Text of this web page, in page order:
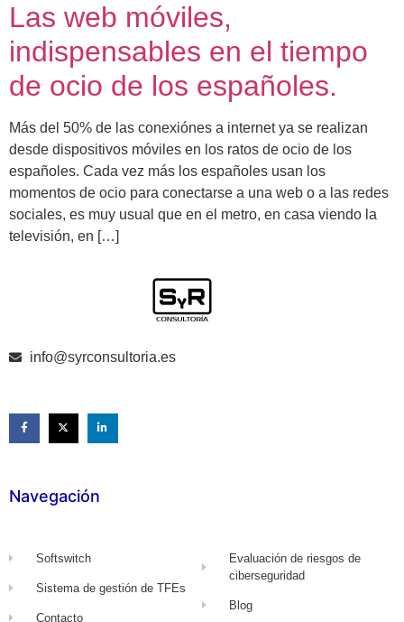
Las web móviles,
indispensables en el tiempo
de ocio de los españoles.
Más del 50% de las conexiónes a internet ya se realizan
desde dispositivos móviles en los ratos de ocio de los
españoles. Cada vez más los españoles usan los
momentos de ocio para conectarse a una web o a las redes
sociales, es muy usual que en el metro, en casa viendo la
televisión, en […]
info@syrconsultoria.es
Navegación
Softswitch
Sistema de gestión de TFEs
Contacto
Evaluación de riesgos de
ciberseguridad
Blog